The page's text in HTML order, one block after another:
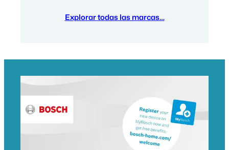
Explorar todas las marcas…